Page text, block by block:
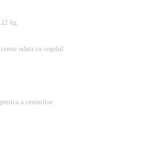
kg
odata cu copilul.
a centurilor